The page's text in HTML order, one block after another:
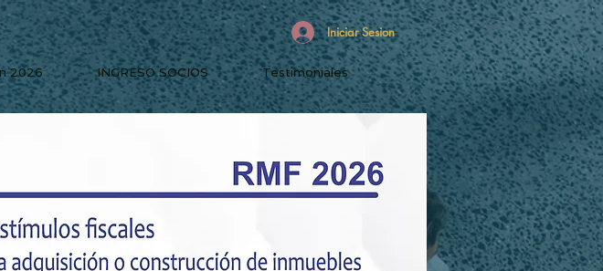
Iniciar Sesion
2026 INGRESO SOCIOS Testimoniales